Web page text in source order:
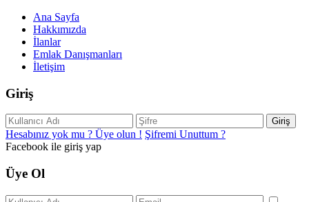
Ana Sayfa
Hakkımızda
İlanlar
Emlak Danışmanları
İletişim
Giriş
Giriş
Hesabınız yok mu ? Üye olun ! Şifremi Unuttum ?
Facebook ile giriş yap
Üye Ol